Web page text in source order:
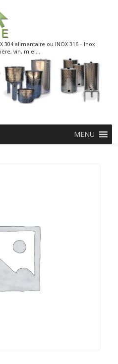
304 alimentaire ou INOX 316 – Inox
vin, miel…
MENU